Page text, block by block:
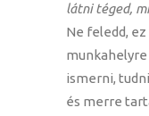
látni téged,
Ne feledd,
ismerni,
és merre